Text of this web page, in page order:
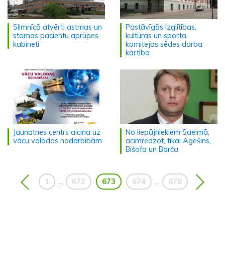
Slimnīcā atvērti astmas un
stomas pacientu aprūpes
kabineti
Pastāvīgās Izglītības,
kultūras un sporta
komitejas sēdes darba
kārtība
Jaunatnes centrs aicina uz
vācu valodas nodarbībām
No liepājniekiem Saeimā,
acīmredzot, tikai Agešins,
Bišofa un Barča
1 672 673 674 678